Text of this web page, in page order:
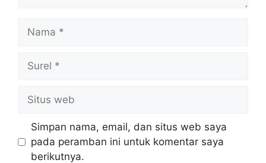
web
Simpan nama, email, dan situs web saya
pada peramban ini untuk komentar saya
berikutnya.